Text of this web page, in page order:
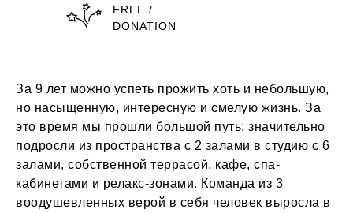
FREE /
DONATION
За 9 лет можно успеть прожить хоть и небольшую,
но насыщенную, интересную и смелую жизнь. За
это время мы прошли большой путь: значительно
подросли из пространства с 2 залами в студию с 6
залами, собственной террасой, кафе, спа-
кабинетами и релакс-зонами. Команда из 3
воодушевленных верой в себя человек выросла в